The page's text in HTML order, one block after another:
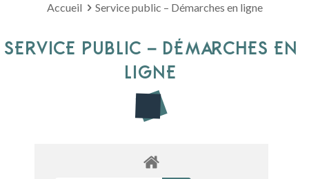
Accueil Service public – Démarches en ligne
SERVICE PUBLIC – DÉMARCHES EN
LIGNE